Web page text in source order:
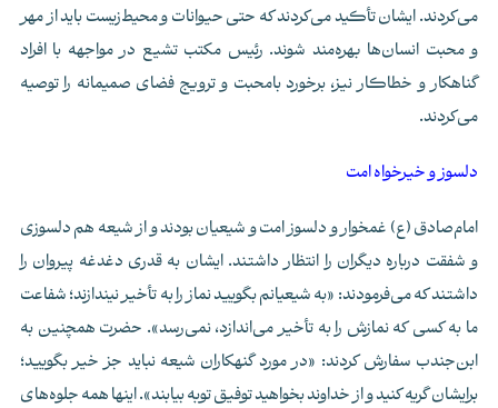
می‌کردند. ایشان تأکید می‌کردند که حتی حیوانات و محیط‌زیست باید از مهر
و محبت انسان‌ها بهره‌مند شوند. رئیس مکتب تشیع در مواجهه با افراد
گناهکار و خطاکار نیز، برخورد بامحبت و ترویج فضای صمیمانه را توصیه
می‌کردند.
دلسوز و خیرخواه امت
امام‌صادق (ع) غمخوار و دلسوز امت و شیعیان بودند و از شیعه هم دلسوزی
و شفقت درباره دیگران را انتظار داشتند. ایشان به قدری دغدغه پیروان را
داشتند که می‌فرمودند: «به شیعیانم بگویید نماز را به تأخیر نیندازند؛ شفاعت
ما به کسی که نمازش را به تأخیر می‌اندازد، نمی‌رسد». حضرت همچنین به
ابن‌جندب سفارش کردند: «در مورد گنهکاران شیعه نباید جز خیر بگویید؛
برایشان گریه کنید و از خداوند بخواهید توفیق توبه بیابند». اینها همه جلوه‌های